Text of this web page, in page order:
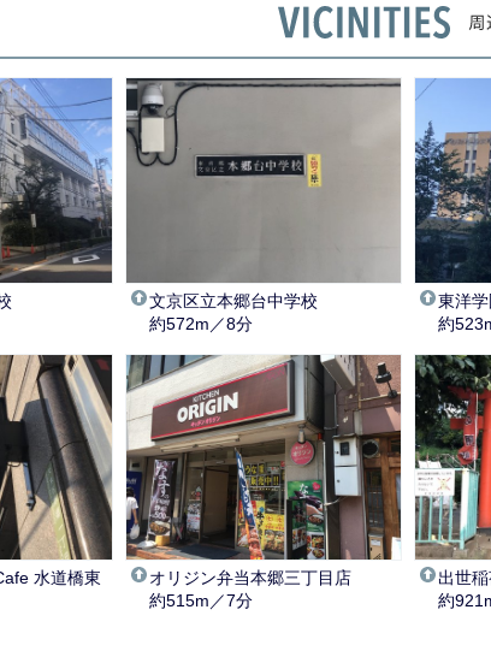
文京区立本郷台中学校
約572m／8分
東洋
約
水道橋東
オリジン弁当本郷三丁目店
約515m／7分
出世
約